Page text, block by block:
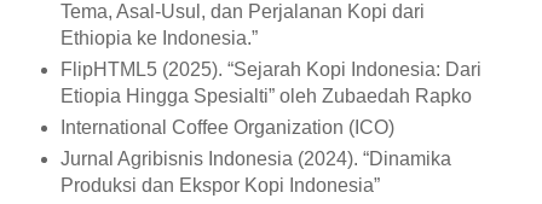
Tema, Asal-Usul, dan Perjalanan Kopi dari
Ethiopia ke Indonesia.”
FlipHTML5 (2025). “Sejarah Kopi Indonesia: Dari
Etiopia Hingga Spesialti” oleh Zubaedah Rapko
International Coffee Organization (ICO)
Jurnal Agribisnis Indonesia (2024). “Dinamika
Produksi dan Ekspor Kopi Indonesia”